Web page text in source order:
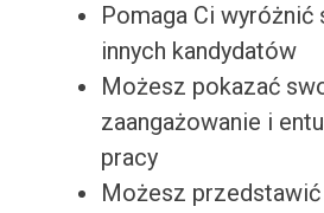
Pomaga Ci wyróżnić
innych kandydatów
Możesz pokazać
zaangażowanie i
pracy
Możesz